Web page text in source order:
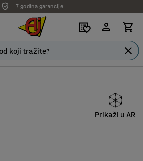
7 godina garancije
Prikaži u AR